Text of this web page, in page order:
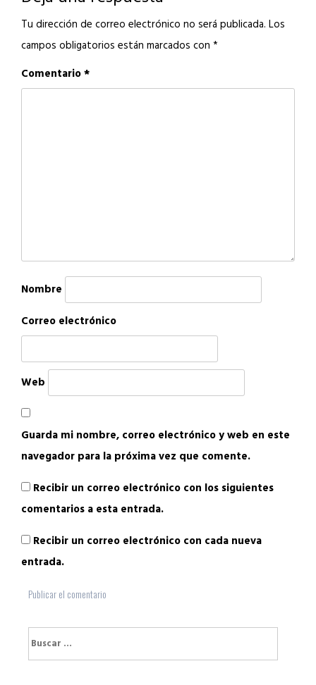
Tu dirección de correo electrónico no será publicada. Los
campos obligatorios están marcados con *
Comentario*
Nombre
Correo electrónico
Web
Guarda mi nombre, correo electrónico y web en este
navegador para la próxima vez que comente.
Recibir un correo electrónico con los siguientes
comentarios a esta entrada.
Recibir un correo electrónico con cada nueva
entrada.
Buscar: